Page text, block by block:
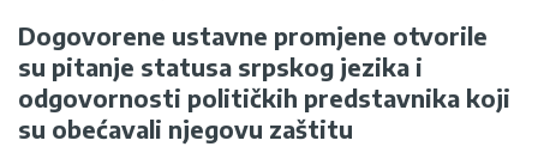
Dogovorene ustavne promjene otvorile
su pitanje statusa srpskog jezika i
odgovornosti političkih predstavnika koji
su obećavali njegovu zaštitu